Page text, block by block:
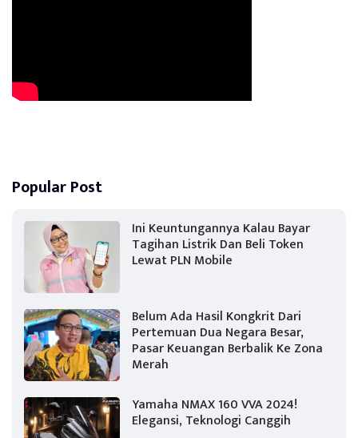
Popular Post
Ini Keuntungannya Kalau Bayar
Tagihan Listrik Dan Beli Token
Lewat PLN Mobile
Belum Ada Hasil Kongkrit Dari
Pertemuan Dua Negara Besar,
Pasar Keuangan Berbalik Ke Zona
Merah
Yamaha NMAX 160 VVA 2024!
Elegansi, Teknologi Canggih